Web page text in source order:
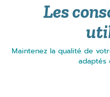
Les
Maintenez la qualité de
adaptés